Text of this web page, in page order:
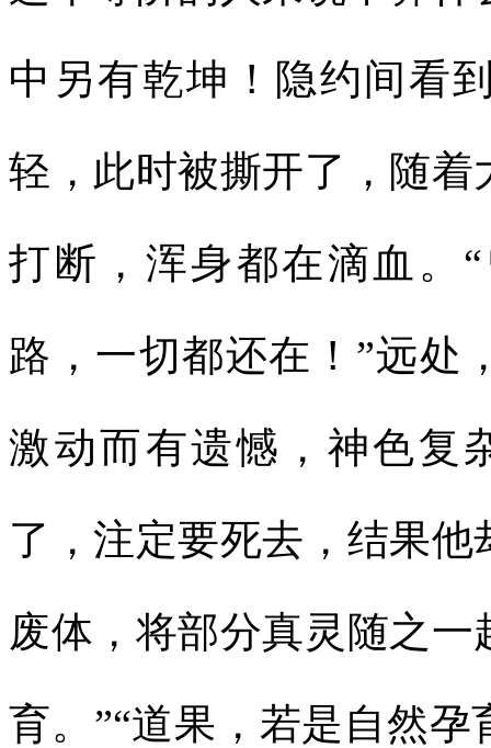
中另有乾坤！隐约间看
轻，此时被撕开了，随
打断，浑身都在滴血。
路，一切都还在！”远处
激动而有遗憾，神色复
了，注定要死去，结果
废体，将部分真灵随之
育。”“道果，若是自然